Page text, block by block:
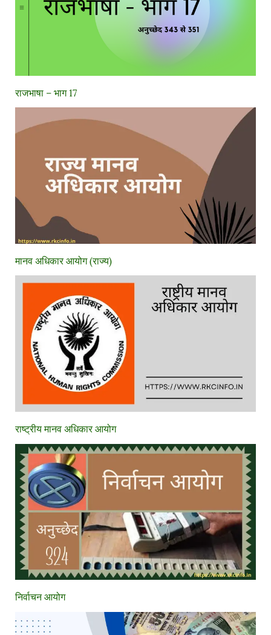
राजभाषा – भाग 17
मानव अधिकार आयोग (राज्य)
राष्ट्रीय मानव अधिकार आयोग
निर्वाचन आयोग